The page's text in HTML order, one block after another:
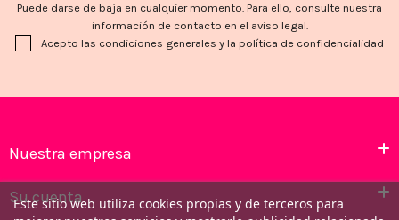
Puede darse de baja en cualquier momento. Para ello, consulte nuestra
información de contacto en el aviso legal.
Acepto las condiciones generales y la política de confidencialidad
Nuestra empresa
Su cuenta
Este sitio web utiliza cookies propias y de terceros para